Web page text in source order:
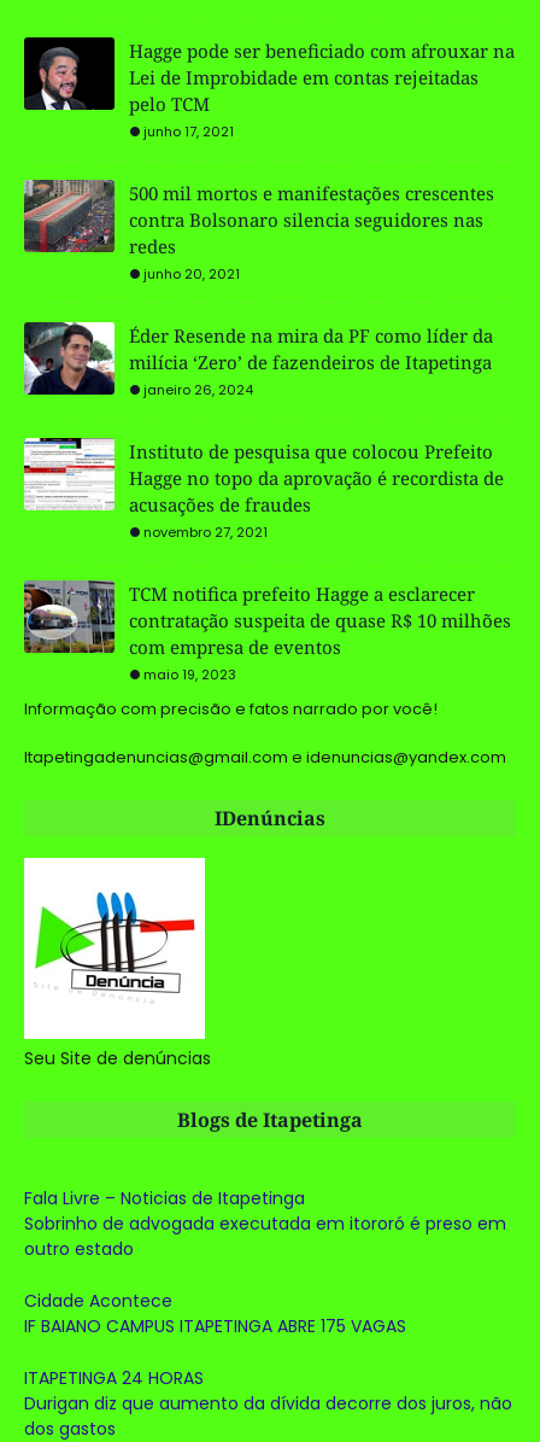
Hagge pode ser beneficiado com afrouxar na
Lei de Improbidade em contas rejeitadas
pelo TCM
junho 17, 2021
500 mil mortos e manifestações crescentes
contra Bolsonaro silencia seguidores nas
redes
junho 20, 2021
Éder Resende na mira da PF como líder da
milícia ‘Zero’ de fazendeiros de Itapetinga
janeiro 26, 2024
Instituto de pesquisa que colocou Prefeito
Hagge no topo da aprovação é recordista de
acusações de fraudes
novembro 27, 2021
TCM notifica prefeito Hagge a esclarecer
contratação suspeita de quase R$ 10 milhões
com empresa de eventos
maio 19, 2023
Informação com precisão e fatos narrado por você!
Itapetingadenuncias@gmail.com e idenuncias@yandex.com
IDenúncias
Seu Site de denúncias
Blogs de Itapetinga
Fala Livre – Noticias de Itapetinga
Sobrinho de advogada executada em itororó é preso em
outro estado
Cidade Acontece
IF BAIANO CAMPUS ITAPETINGA ABRE 175 VAGAS
ITAPETINGA 24 HORAS
Durigan diz que aumento da dívida decorre dos juros, não
dos gastos